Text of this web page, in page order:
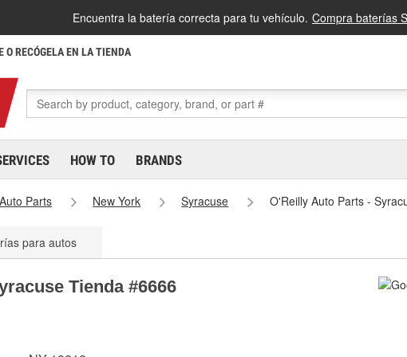
Encuentra la batería correcta para tu vehículo. Compra baterías
O RECÓGELA EN LA TIENDA
HOW TO BRANDS
Parts New York Syracuse O'Reilly Auto Parts -
para autos
Tienda #6666